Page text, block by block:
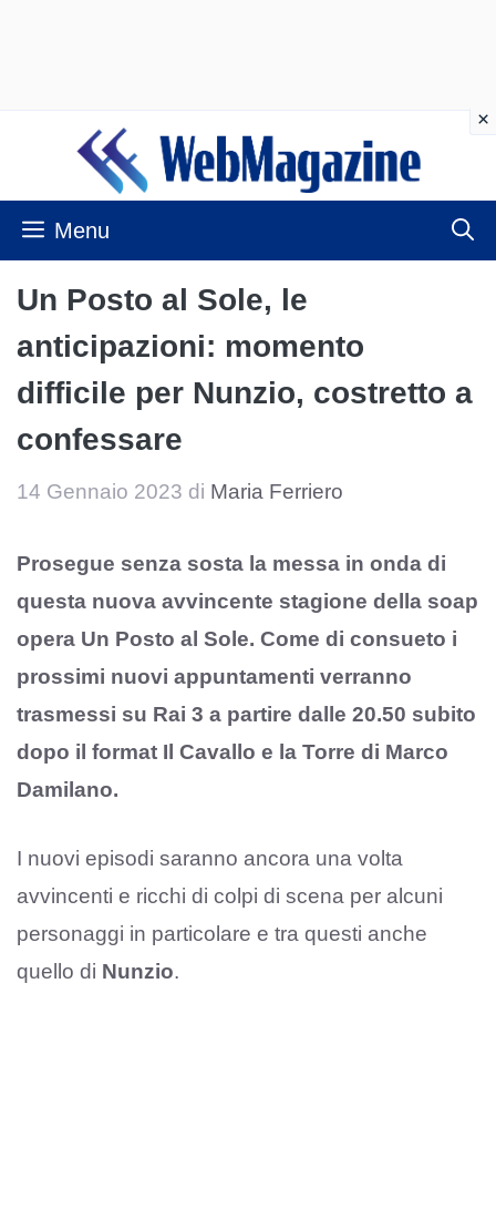
contenuto
Menu
Un Posto al Sole, le
anticipazioni: momento
difficile per Nunzio, costretto a
confessare
14 Gennaio 2023 di Maria Ferriero
Prosegue senza sosta la messa in onda di
questa nuova avvincente stagione della soap
opera Un Posto al Sole. Come di consueto i
prossimi nuovi appuntamenti verranno
trasmessi su Rai 3 a partire dalle 20.50 subito
dopo il format Il Cavallo e la Torre di Marco
Damilano.
I nuovi episodi saranno ancora una volta
avvincenti e ricchi di colpi di scena per alcuni
personaggi in particolare e tra questi anche
quello di Nunzio.